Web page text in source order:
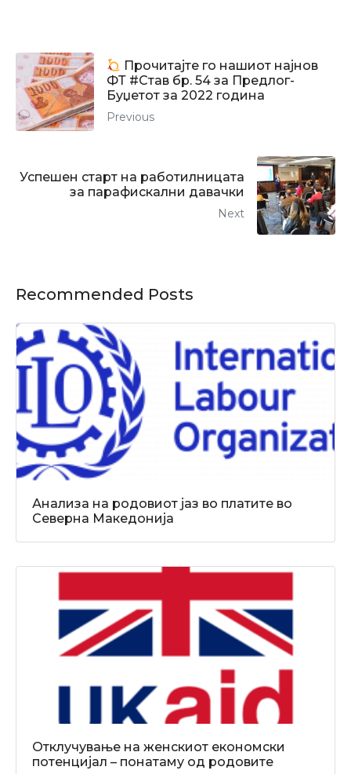
Прочитајте го нашиот најнов
ФТ #Став бр. 54 за Предлог-
Буџетот за 2022 година
Previous
Успешен старт на работилницата
за парафискални давачки
Next
Recommended Posts
Анализа на родовиот јаз во платите во
Северна Македонија
Отклучување на женскиот економски
потенцијал – понатаму од родовите